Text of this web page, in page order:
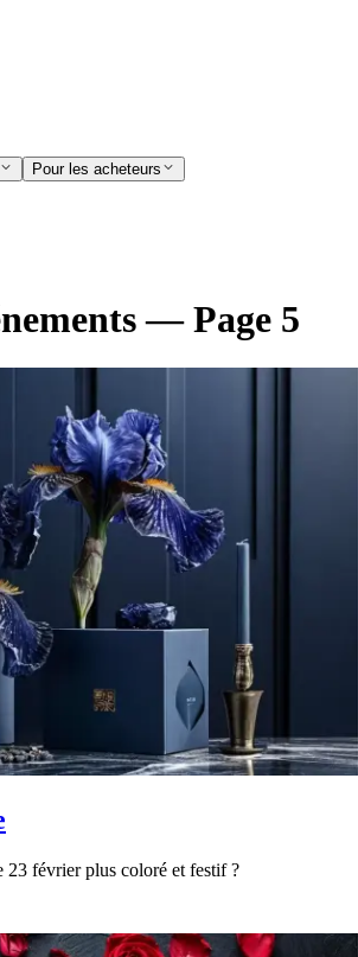
Pour les acheteurs
— Page 5
23 février plus coloré et festif ?